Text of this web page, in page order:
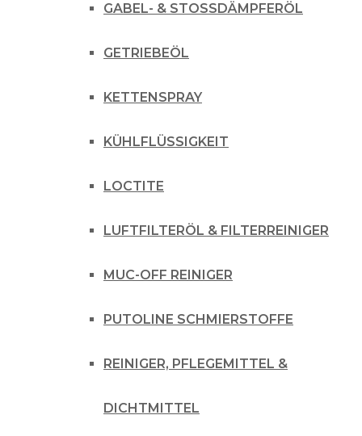
GABEL- & STOSSDÄMPFERÖL
GETRIEBEÖL
KETTENSPRAY
KÜHLFLÜSSIGKEIT
LOCTITE
LUFTFILTERÖL & FILTERREINIGER
MUC-OFF REINIGER
PUTOLINE SCHMIERSTOFFE
REINIGER, PFLEGEMITTEL &
DICHTMITTEL